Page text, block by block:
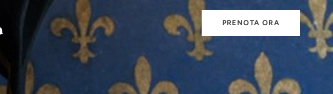
PRENOTA ORA